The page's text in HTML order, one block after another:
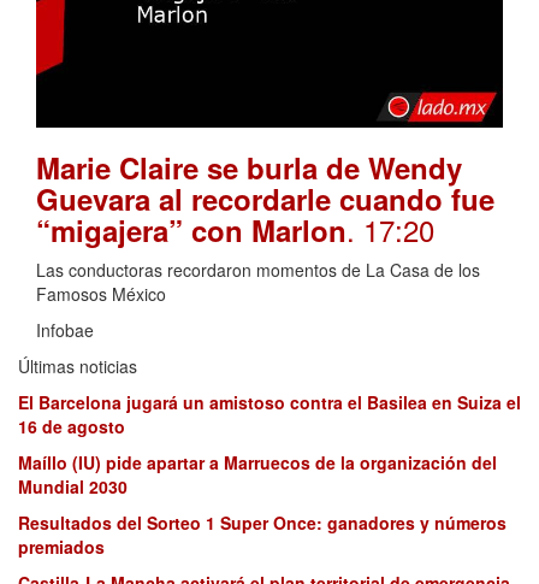
Marie Claire se burla de Wendy
Guevara al recordarle cuando fue
“migajera” con Marlon. 17:20
Las conductoras recordaron momentos de La Casa de los
Famosos México
Infobae
Últimas noticias
El Barcelona jugará un amistoso contra el Basilea en Suiza el
16 de agosto
Maíllo (IU) pide apartar a Marruecos de la organización del
Mundial 2030
Resultados del Sorteo 1 Super Once: ganadores y números
premiados